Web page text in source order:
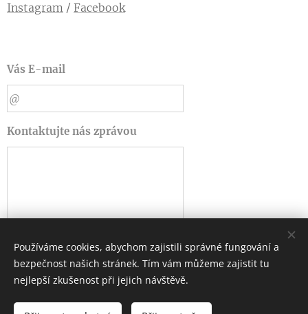
Instagram / Facebook
Vás E-mail
Kontaktujte nás zprávou
Používáme cookies, abychom zajistili správné fungování a
bezpečnost našich stránek. Tím vám můžeme zajistit tu
nejlepší zkušenost při jejich návštěvě.